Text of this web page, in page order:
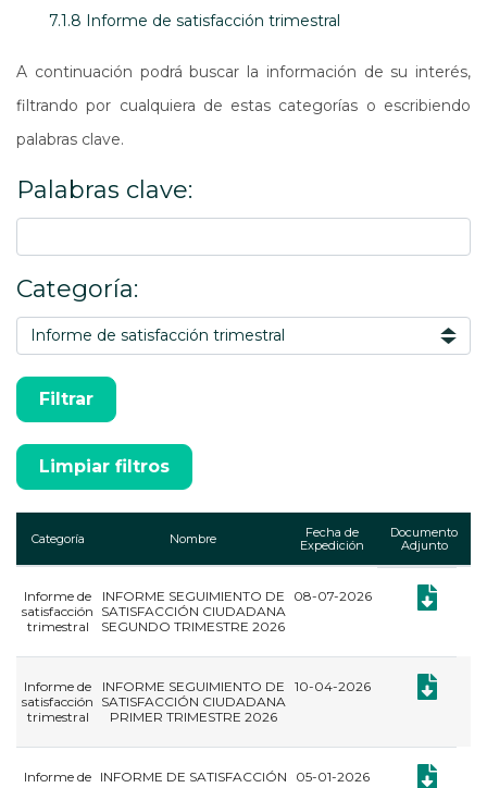
7.1.8 Informe de satisfacción trimestral
A continuación podrá buscar la información de su interés,
filtrando por cualquiera de estas categorías o escribiendo
palabras clave.
Palabras clave:
Categoría:
Categoría Nombre
Fecha de
Expedición
Documento
Adjunto
Informe de
satisfacción
trimestral
INFORME SEGUIMIENTO DE
SATISFACCIÓN CIUDADANA
SEGUNDO TRIMESTRE 2026
08-07-2026
Informe de
satisfacción
trimestral
INFORME SEGUIMIENTO DE
SATISFACCIÓN CIUDADANA
PRIMER TRIMESTRE 2026
10-04-2026
Informe de INFORME DE SATISFACCIÓN
05-01-2026